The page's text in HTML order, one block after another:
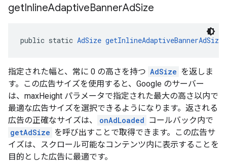
getInlineAdaptiveBannerAdSize
public static AdSize getInlineAdaptiveBannerAdSize
指定された幅と、常に 0 の高さを持つ AdSize を返しま
す。この広告サイズを使用すると、Google のサーバー
は、maxHeight パラメータで指定された最大の高さ以内で
最適な広告サイズを選択できるようになります。返される
広告の正確なサイズは、
onAdLoaded コールバック内で
getAdSize を呼び出すことで取得できます。この広告サ
イズは、スクロール可能なコンテンツ内に表示することを
目的とした広告に最適です。